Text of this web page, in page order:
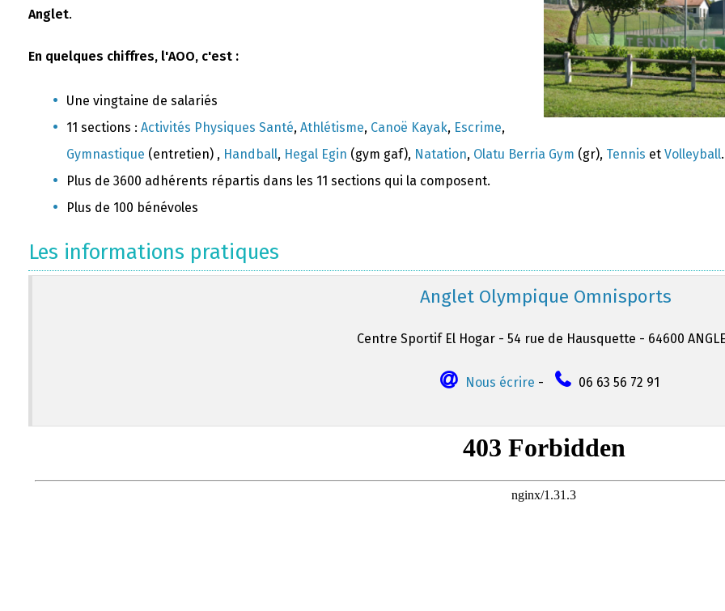
Anglet.
En quelques chiffres, l'AOO, c'est :
Une vingtaine de salariés
11 sections : Activités Physiques Santé, Athlétisme, Canoë Kayak, Escrime,
Gymnastique (entretien) , Handball, Hegal Egin (gym gaf), Natation, Olatu Berria Gym (gr), Tennis et Volleyball.
Plus de 3600 adhérents répartis dans les 11 sections qui la composent.
Plus de 100 bénévoles
Les informations pratiques
Anglet Olympique Omnisports
Centre Sportif El Hogar - 54 rue de Hausquette - 64600
Nous écrire - 06 63 56 72 91